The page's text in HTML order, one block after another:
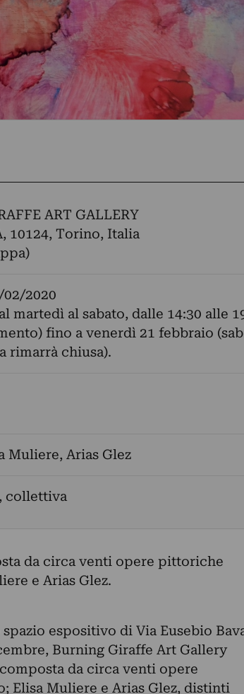
ART GALLERY
10124, Torino, Italia
02/2020
martedì al sabato, dalle 14:30 alle
fino a venerdì 21 febbraio
rimarrà chiusa).
Muliere, Arias Glez
collettiva
da circa venti opere pittoriche
e Arias Glez.
espositivo di Via Eusebio
Burning Giraffe Art Gallery
da circa venti opere
Elisa Muliere e Arias Glez, distinti